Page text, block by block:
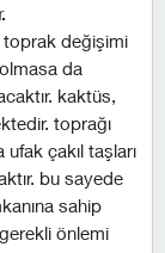
toprak değişimi
da
kaktüs,
toprağı
ufak çakıl taşları
bu sayede
sahip
önlemi